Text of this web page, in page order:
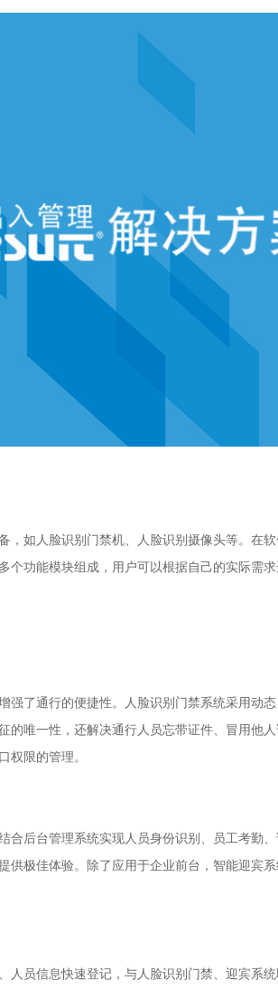
如人脸识别门禁机、人脸识别摄像头等。在软
个功能模块组成，用户可以根据自己的实际需
强了通行的便捷性。人脸识别门禁系统采用动
唯一性，还解决通行人员忘带证件、冒用他人
权限的管理。
合后台管理系统实现人员身份识别、员工考勤
极佳体验。除了应用于企业前台，智能迎宾
人员信息快速登记，与人脸识别门禁、迎宾系